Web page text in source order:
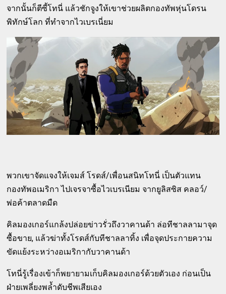
จากนั้นก็ตีซี้โทนี่ แล้วชักจูงให้เขาช่วยผลิตกองทัพหุ่นโดรน
พิทักษ์โลก ที่ทำจากไวเบรเนี่ยม
พวกเขาจัดแจงให้เจมส์ โรดส์/เพื่อนสนิทโทนี่ เป็นตัวแทน
กองทัพอเมริกา ไปเจรจาซื้อไวเบรเนียม จากยูลิสซิส คลอว์/
พ่อค้าตลาดมืด
คิลมองเกอร์แกล้งปล่อยข่าวรั่วถึงวาคานด้า ล่อทีชาลลามาจุด
ซื้อขาย, แล้วฆ่าทั้งโรดส์กับทีชาลลาทิ้ง เพื่อจุดประกายความ
ขัดแย้งระหว่างอเมริกากับวาคานด้า
โทนี่รู้เรื่องเข้าก็พยายามเก็บคิลมองเกอร์ด้วยตัวเอง ก่อนเป็น
ฝ่ายเพลี่ยงพล้ำดับชีพเสียเอง